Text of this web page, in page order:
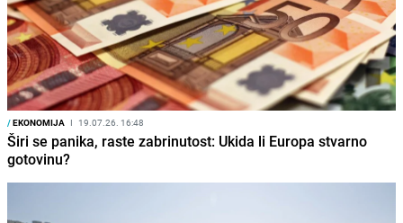
/EKONOMIJA I 19.07.26. 16:48
Širi se panika, raste zabrinutost: Ukida li Europa stvarno
gotovinu?